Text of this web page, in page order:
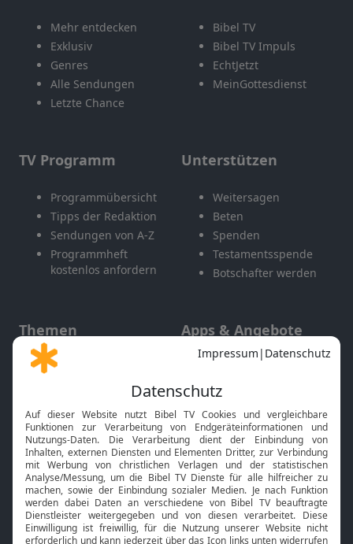
Mehr entdecken
Exklusiv
Genres
Alle Sendungen
Letzte Chance
Bibel TV
Bibel TV Impuls
EchtJetzt
MeinGottesdienst
TV Programm
Programmübersicht
Tipps der Redaktion
Sendungen von A-Z
Programmheft
kostenlos anfordern
Unterstützen
Weitersagen
Beten
Spenden
Testamentsspende
Botschafter werden
Themen
Gott und Bibel erklärt
Neuigkeiten
Apps & Angebote
Mobile App
Smart TV
HbbTV
Bibelthek Online-Bibel
Nächster Gottesdienst
Bibel TV Service